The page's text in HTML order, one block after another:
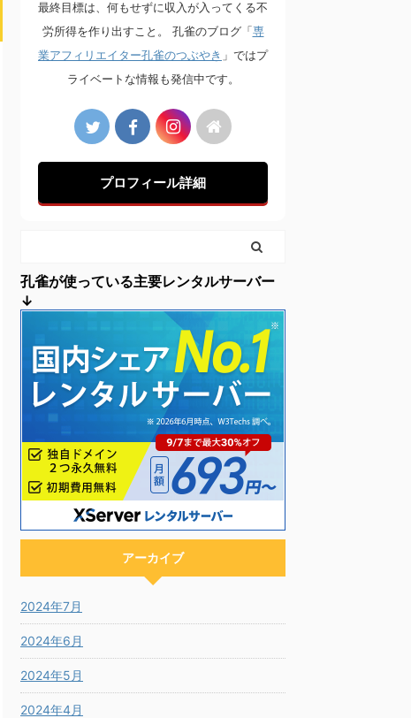
最終目標は、何もせずに収入が入ってくる不
労所得を作り出すこと。 孔雀のブログ「 専
業アフィリエイター孔雀のつぶやき 」ではプ
ライベートな情報も発信中です。
プロフィール詳細
孔雀が使っている主要レンタルサーバー
↓
アーカイブ
2024年7月
2024年6月
2024年5月
2024年4月